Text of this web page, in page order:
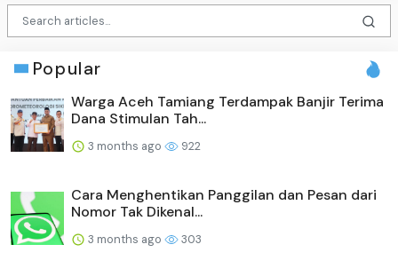
Popular
Warga Aceh Tamiang Terdampak Banjir Terima
Dana Stimulan Tah...
3 months ago 922
Cara Menghentikan Panggilan dan Pesan dari
Nomor Tak Dikenal...
3 months ago 303